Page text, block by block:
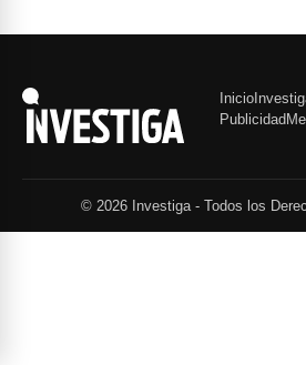
Inicio
Publicidad
© 2026 Investiga - Todos los